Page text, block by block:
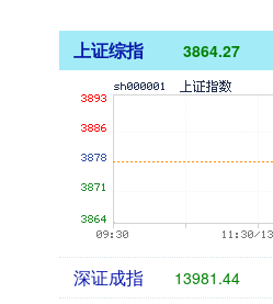
上证综指 3864.27
深证成指 13981.44